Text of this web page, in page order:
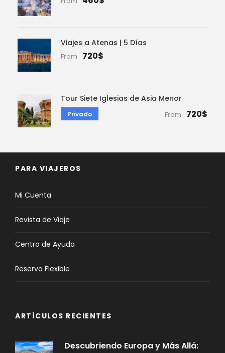
Viajes a Atenas | 5 Días
From 720$
Tour Siete Iglesias de Asia Menor
Privado From 720$
PARA VIAJEROS
Mi Cuenta
Revista de Viaje
Centro de Ayuda
Reserva Flexible
ARTÍCULOS RECIENTES
Descubriendo Europa y Más Allá: